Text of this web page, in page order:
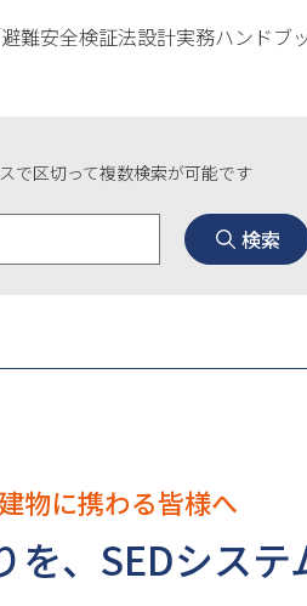
難安全検証法設計実務ハンドブ
で区切って複数検索が可能です
検索
建物に携わる皆様へ
、 SEDシス